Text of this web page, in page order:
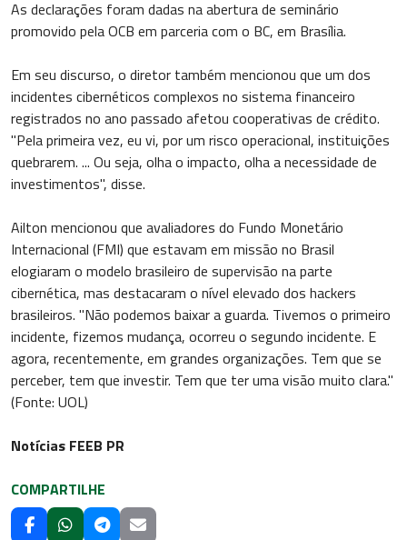
As declarações foram dadas na abertura de seminário
promovido pela OCB em parceria com o BC, em Brasília.
Em seu discurso, o diretor também mencionou que um dos
incidentes cibernéticos complexos no sistema financeiro
registrados no ano passado afetou cooperativas de crédito.
"Pela primeira vez, eu vi, por um risco operacional, instituições
quebrarem. ... Ou seja, olha o impacto, olha a necessidade de
investimentos", disse.
Ailton mencionou que avaliadores do Fundo Monetário
Internacional (FMI) que estavam em missão no Brasil
elogiaram o modelo brasileiro de supervisão na parte
cibernética, mas destacaram o nível elevado dos hackers
brasileiros. "Não podemos baixar a guarda. Tivemos o primeiro
incidente, fizemos mudança, ocorreu o segundo incidente. E
agora, recentemente, em grandes organizações. Tem que se
perceber, tem que investir. Tem que ter uma visão muito clara."
(Fonte: UOL)
Notícias FEEB PR
COMPARTILHE